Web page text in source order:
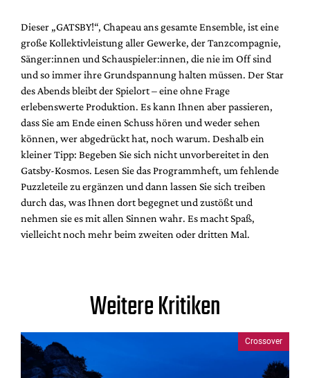
Dieser „GATSBY!“, Chapeau ans gesamte Ensemble, ist eine
große Kollektivleistung aller Gewerke, der Tanzcompagnie,
Sänger:innen und Schauspieler:innen, die nie im Off sind
und so immer ihre Grundspannung halten müssen. Der Star
des Abends bleibt der Spielort – eine ohne Frage
erlebenswerte Produktion. Es kann Ihnen aber passieren,
dass Sie am Ende einen Schuss hören und weder sehen
können, wer abgedrückt hat, noch warum. Deshalb ein
kleiner Tipp: Begeben Sie sich nicht unvorbereitet in den
Gatsby-Kosmos. Lesen Sie das Programmheft, um fehlende
Puzzleteile zu ergänzen und dann lassen Sie sich treiben
durch das, was Ihnen dort begegnet und zustößt und
nehmen sie es mit allen Sinnen wahr. Es macht Spaß,
vielleicht noch mehr beim zweiten oder dritten Mal.
Weitere Kritiken
Crossover